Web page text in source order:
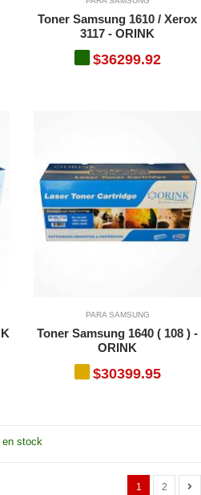
Toner Samsung 1610 / Xerox
3117 - ORINK
$36299.92
PARA SAMSUNG
Toner Samsung 1640 ( 108 ) -
ORINK
$30399.95
en stock
1 2